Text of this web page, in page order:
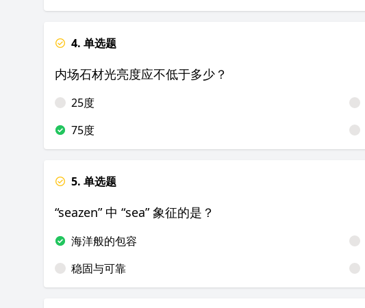
4. 单选题
内场石材光亮度应不低于多少？
25度
75度
5. 单选题
“seazen” 中 “sea” 象征的是？
海洋般的包容
稳固与可靠